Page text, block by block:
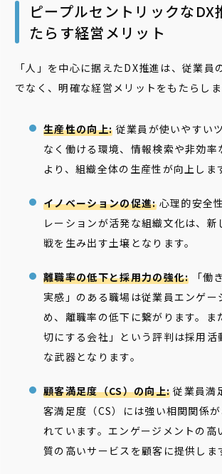
ピープルセントリックなDX
たらす経営メリット
「人」を中心に据えたDX推進は、従業員
でなく、明確な経営メリットをもたらしま
生産性の向上: 従業員が使いやすい
なく働ける環境、情報検索や非効率
より、組織全体の生産性が向上しま
イノベーションの促進:心理的安全
レーションが活発な組織文化は、新
戦を生み出す土壌となります。
離職率の低下と採用力の強化: 「働
実感」のある職場は従業員エンゲー
め、離職率の低下に繋がります。ま
切にする会社」という評判は採用活
な武器となります。
顧客満足度（CS）の向上: 従業員満
客満足度（CS）には強い相関関係
れています。エンゲージメントの高
質の高いサービスを顧客に提供しま